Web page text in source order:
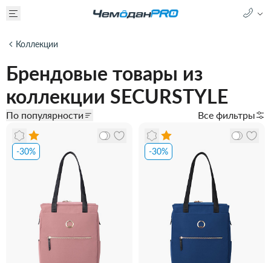
Коллекции
Брендовые товары из
коллекции SECURSTYLE
По популярности Все фильтры
-30% -30%